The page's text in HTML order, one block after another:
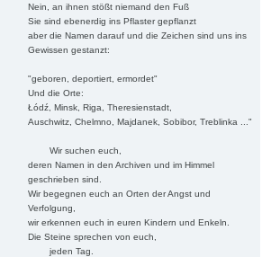
Nein, an ihnen stößt niemand den Fuß
Sie sind ebenerdig ins Pflaster gepflanzt
aber die Namen darauf und die Zeichen sind uns ins
Gewissen gestanzt:
"geboren, deportiert, ermordet"
Und die Orte:
Łódź, Minsk, Riga, Theresienstadt,
Auschwitz, Chelmno, Majdanek, Sobibor, Treblinka ..."
Wir suchen euch,
deren Namen in den Archiven und im Himmel
geschrieben sind.
Wir begegnen euch an Orten der Angst und
Verfolgung,
wir erkennen euch in euren Kindern und Enkeln.
Die Steine sprechen von euch,
jeden Tag.